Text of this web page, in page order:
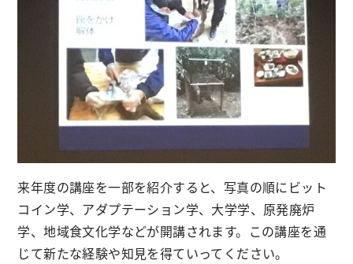
来年度の講座を一部を紹介すると、写真の順にビット
コイン学、アダプテーション学、大学学、原発廃炉
学、地域食文化学などが開講されます。この講座を通
じて新たな経験や知見を得ていってください。